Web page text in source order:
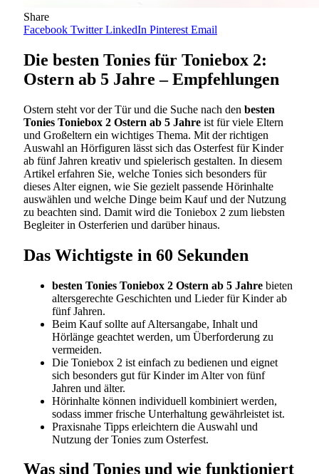
Share
Facebook Twitter LinkedIn Pinterest Email
Die besten Tonies für Toniebox 2:
Ostern ab 5 Jahre – Empfehlungen
Ostern steht vor der Tür und die Suche nach den besten
Tonies Toniebox 2 Ostern ab 5 Jahre ist für viele Eltern
und Großeltern ein wichtiges Thema. Mit der richtigen
Auswahl an Hörfiguren lässt sich das Osterfest für Kinder
ab fünf Jahren kreativ und spielerisch gestalten. In diesem
Artikel erfahren Sie, welche Tonies sich besonders für
dieses Alter eignen, wie Sie gezielt passende Hörinhalte
auswählen und welche Dinge beim Kauf und der Nutzung
zu beachten sind. Damit wird die Toniebox 2 zum liebsten
Begleiter in Osterferien und darüber hinaus.
Das Wichtigste in 60 Sekunden
besten Tonies Toniebox 2 Ostern ab 5 Jahre bieten
altersgerechte Geschichten und Lieder für Kinder ab
fünf Jahren.
Beim Kauf sollte auf Altersangabe, Inhalt und
Hörlänge geachtet werden, um Überforderung zu
vermeiden.
Die Toniebox 2 ist einfach zu bedienen und eignet
sich besonders gut für Kinder im Alter von fünf
Jahren und älter.
Hörinhalte können individuell kombiniert werden,
sodass immer frische Unterhaltung gewährleistet ist.
Praxisnahe Tipps erleichtern die Auswahl und
Nutzung der Tonies zum Osterfest.
Was sind Tonies und wie funktioniert